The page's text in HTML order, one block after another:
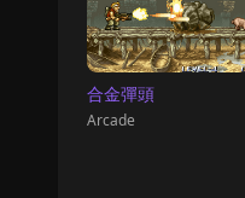
合金彈頭
Arcade